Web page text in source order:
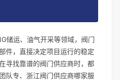
储运、油气开采等领域，阀门
件，直接决定项目运行的稳定
寻找靠谱的阀门供应商时，都
队专、浙江阀门供应商哪家服